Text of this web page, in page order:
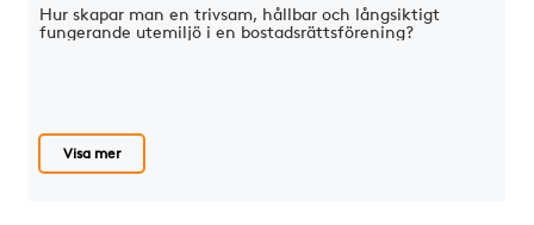
Hur skapar man en trivsam, hållbar och långsiktigt
fungerande utemiljö i en bostadsrättsförening?
Visa mer